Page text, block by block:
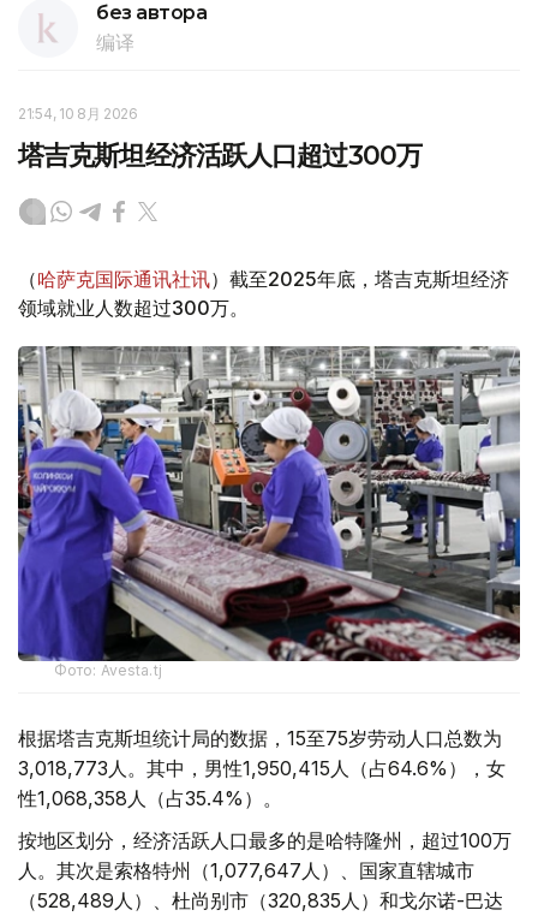
без автора
编译
21:54, 10 8月 2026
塔吉克斯坦经济活跃人口超过300万
（哈萨克国际通讯社讯）截至2025年底，塔吉克斯坦经济
领域就业人数超过300万。
Фото: Avesta.tj
根据塔吉克斯坦统计局的数据，15至75岁劳动人口总数为
3,018,773人。其中，男性1,950,415人（占64.6%），女
性1,068,358人（占35.4%）。
按地区划分，经济活跃人口最多的是哈特隆州，超过100万
人。其次是索格特州（1,077,647人）、国家直辖城市
（528,489人）、杜尚别市（320,835人）和戈尔诺-巴达